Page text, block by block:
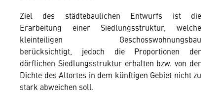
Ziel des städtebaulichen Entwurfs ist die
Erarbeitung einer Siedlungsstruktur, welche
kleinteiligen Geschosswohnungsbau
berücksichtigt, jedoch die Proportionen der
dörflichen Siedlungsstruktur erhalten bzw. von der
Dichte des Altortes in dem künftigen Gebiet nicht zu
stark abweichen soll.